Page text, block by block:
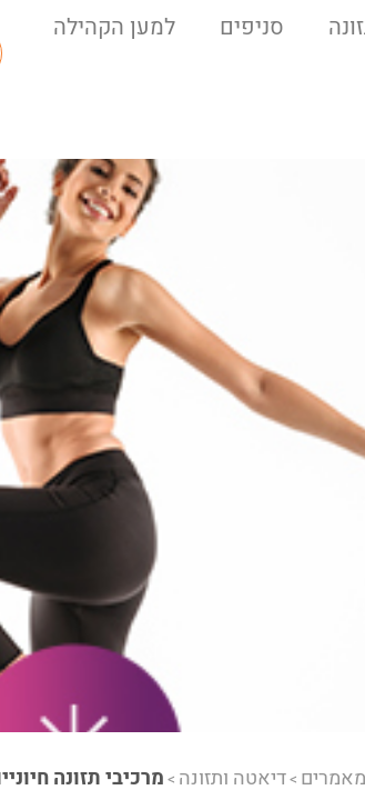
סניפים
למען הקהילה
מאמרים >דיאטה ותזונה >מרכיבי תזונה